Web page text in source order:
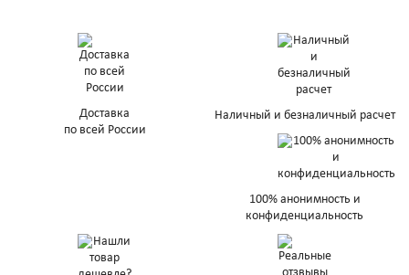
Доставка
по всей России
Наличный и безналичный расчет
100% анонимность и
конфиденциальность